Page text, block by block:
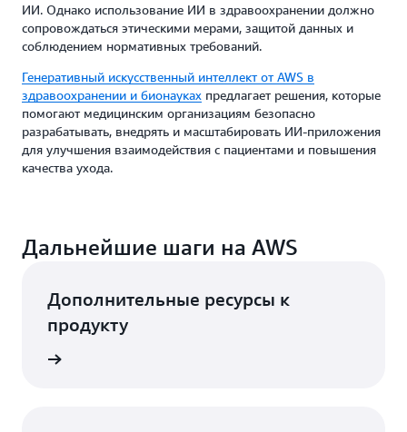
ИИ. Однако использование ИИ в здравоохранении должно
сопровождаться этическими мерами, защитой данных и
соблюдением нормативных требований.
Генеративный искусственный интеллект от AWS в
здравоохранении и бионауках предлагает решения, которые
помогают медицинским организациям безопасно
разрабатывать, внедрять и масштабировать ИИ-приложения
для улучшения взаимодействия с пациентами и повышения
качества ухода.
Дальнейшие шаги на AWS
Дополнительные ресурсы к
продукту